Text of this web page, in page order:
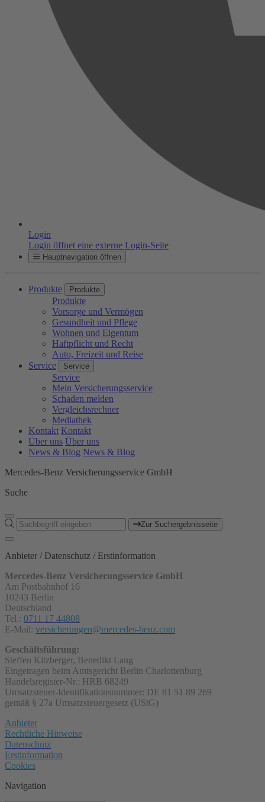
Login
Login öffnet eine externe Login-Seite
Hauptnavigation öffnen
Produkte Produkte
Produkte
Vorsorge und Vermögen
Gesundheit und Pflege
Wohnen und Eigentum
Haftpflicht und Recht
Auto, Freizeit und Reise
Service
Service
Service
Mein Versicherungsservice
Schaden melden
Vergleichsrechner
Mediathek
Kontakt Kontakt
Über uns Über uns
News & Blog News & Blog
Mercedes-Benz Versicherungsservice GmbH
Suche
Zur Suchergebnisseite
Anbieter / Datenschutz / Erstinformation
Mercedes-Benz Versicherungsservice GmbH
Am Postbahnhof 16
10243 Berlin
Deutschland
Tel.: 0711 17 44808
E-Mail: versicherungen@mercedes-benz.com
Geschäftsführung:
Steffen Kitzberger, Benedikt Lang
Eingetragen beim Amtsgericht Berlin Charlottenburg
Handelsregister-Nr.: HRB 68249
Umsatzsteuer-Identifikationsnummer: DE 81 51 89 269
gemäß § 27a Umsatzsteuergesetz (UStG)
Anbieter
Rechtliche Hinweise
Datenschutz
Erstinformation
Cookies
Navigation